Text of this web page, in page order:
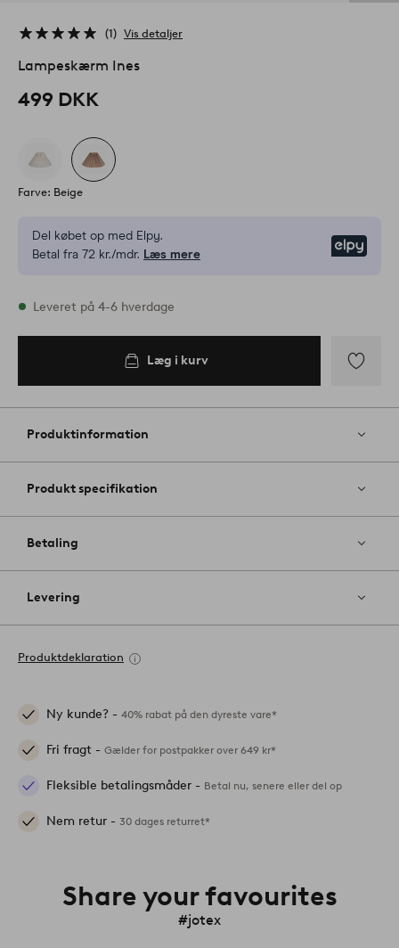
1 Vis detaljer
Lampeskærm Ines
499 DKK
Farve: Beige
Del købet op med Elpy.
Betal fra 72 kr./mdr. Læs mere
På lager
Leveret på 4-6 hverdage
Læg i kurv
til
Produktinformation
Produkt specifikation
Betaling
Levering
Produktdeklaration
Ny kunde? - 40% rabat på den dyreste vare*
Fri fragt - Gælder for postpakker over 649 kr*
Fleksible betalingsmåder - Betal nu, senere eller del op
Nem retur - 30 dages returret*
Share your favourites
#jotex